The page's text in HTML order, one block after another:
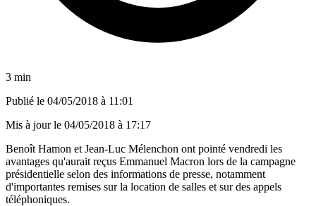
3 min
Publié le 04/05/2018 à 11:01
Mis à jour le 04/05/2018 à 17:17
Benoît Hamon et Jean-Luc Mélenchon ont pointé vendredi les
avantages qu'aurait reçus Emmanuel Macron lors de la campagne
présidentielle selon des informations de presse, notamment
d'importantes remises sur la location de salles et sur des appels
téléphoniques.